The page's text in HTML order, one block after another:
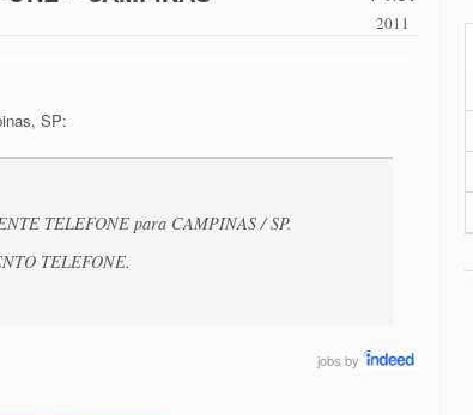
2011
SP:
TELEFONE para CAMPINAS / SP.
TELEFONE.
jobs by